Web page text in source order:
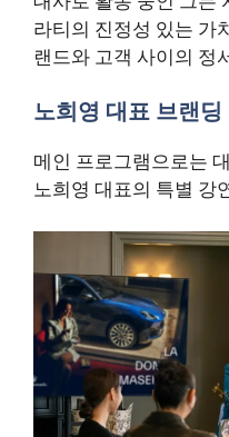
라티의 진정성 있는 가
랜드와 고객 사이의 정
노희영 대표 브랜딩
메인 프로그램으로는
노희영 대표의 특별 강